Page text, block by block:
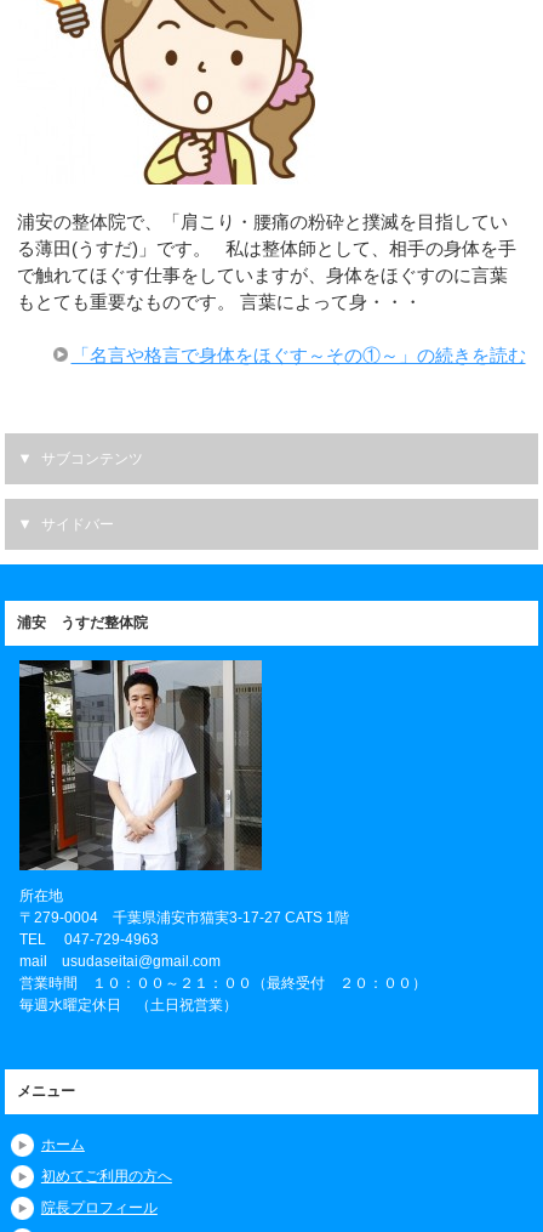
浦安の整体院で、「肩こり・腰痛の粉砕と撲滅を目指してい
る薄田(うすだ)」です。 私は整体師として、相手の身体を手
で触れてほぐす仕事をしていますが、身体をほぐすのに言葉
もとても重要なものです。 言葉によって身・・・
「名言や格言で身体をほぐす～その①～」の続きを読む
サブコンテンツ
サイドバー
浦安 うすだ整体院
所在地
〒279-0004 千葉県浦安市猫実3-17-27 CATS 1階
TEL047-729-4963
mail usudaseitai@gmail.com
営業時間 １０：００～２１：００（最終受付 ２０：００）
毎週水曜定休日 （土日祝営業）
メニュー
ホーム
初めてご利用の方へ
院長プロフィール